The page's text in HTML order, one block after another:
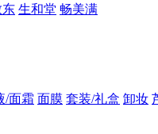
东 生和堂 畅美满
/面霜 面膜 套装/礼盒 卸妆